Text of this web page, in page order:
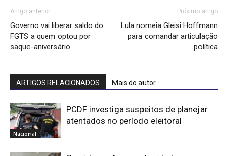
Artigo anterior
Governo vai liberar saldo do
FGTS a quem optou por
saque-aniversário
Próximo artigo
Lula nomeia Gleisi Hoffmann
para comandar articulação
política
ARTIGOS RELACIONADOS Mais do autor
Nacional
PCDF investiga suspeitos de planejar
atentados no período eleitoral